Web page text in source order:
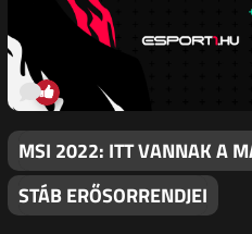
MSI 2022: ITT VANNAK A
STÁB ERŐSORRENDJEI